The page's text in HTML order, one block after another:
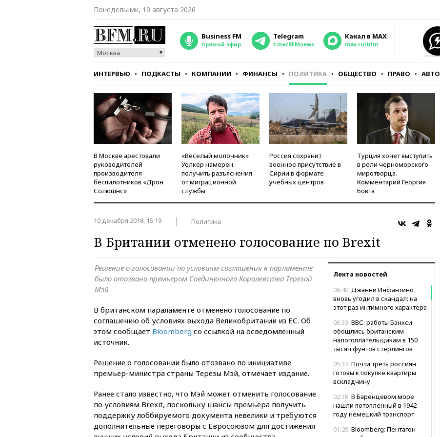
Понедельник, 10 августа 2026
Москва
Business FM
прямой эфир
Telegram
t.me/BFMnews
Канал в MAX
max.ru/bfm
ИНТЕРВЬЮ ПОДКАСТЫ КОМПАНИИ ФИНАНСЫ ПОЛИТИКА ОБЩЕСТВО ПРАВО АВТО
СТИЛЬ ТЕСТЫ
В Москве арестовали
руководителей
производителя
беспилотников «Дрон
Солюшнс»
«Веселый молочник»
Уолкер намерен
получить разъяснения
от миграционной
службы
Россия сохранит
военное присутствие в
Сирии в формате
учебных центров
Турция хочет выступить
в роли черноморского
миротворца.
Комментарий Георгия
Бовта
10 декабря 2018, 15:19 Политика
В Британии отменено голосование по Brexit
Лента новостей
06:40 Джанни Инфантино
вновь угодил в скандал: на
этот раз интимного характера
06:33 ВВС: работы Бэнкси
обошлись британским
налогоплательщикам в 150
тысяч фунтов стерлингов
05:37 Почти треть россиян
готовы к покупке квартиры
вскладчину
02:38 В Баренцевом море
нашли потопленный в 1942
году немецкий транспорт
01:20 Bloomberg: Пентагон
Решение о голосовании по условиям соглашения в парламенте
было отозвано премьером Соединенного Королевства Терезой
Мэй
В британском параламенте отменено голосование по
соглашению об условиях выхода Великобритании из ЕС. Об
этом сообщает Bloomberg со ссылкой на осведомленный
источник.
Решение о голосовании было отозвано по инициативе
премьер-министра страны Терезы Мэй, отмечает издание.
Ранее стало известно, что Мэй может отменить голосование
по условиям Brexit, поскольку шансы премьера получить
поддержку лоббируемого документа невелики и требуются
дополнительные переговоры с Евросоюзом для достижения